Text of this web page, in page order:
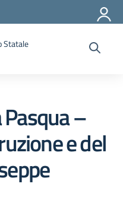
Statale
della scuola
–
e del